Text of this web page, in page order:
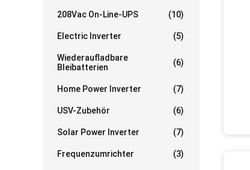
208Vac On-Line-UPS (10)
Electric Inverter (5)
Wiederaufladbare
Bleibatterien
(6)
Home Power Inverter (7)
USV-Zubehör (6)
Solar Power Inverter (7)
Frequenzumrichter (3)